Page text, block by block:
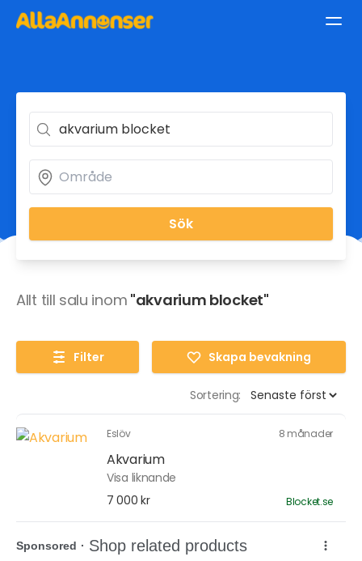
Sök
Allt till salu inom "akvarium blocket"
Filter Skapa bevakning
Sortering:
Eslöv 8 månader
Akvarium
Visa liknande
7 000 kr
Blocket.se